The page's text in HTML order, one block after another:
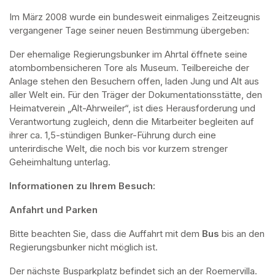
Im März 2008 wurde ein bundesweit einmaliges Zeitzeugnis
vergangener Tage seiner neuen Bestimmung übergeben:
Der ehemalige Regierungsbunker im Ahrtal öffnete seine
atombombensicheren Tore als Museum. Teilbereiche der
Anlage stehen den Besuchern offen, laden Jung und Alt aus
aller Welt ein. Für den Träger der Dokumentationsstätte, den
Heimatverein „Alt-Ahrweiler“, ist dies Herausforderung und
Verantwortung zugleich, denn die Mitarbeiter begleiten auf
ihrer ca. 1,5-stündigen Bunker-Führung durch eine
unterirdische Welt, die noch bis vor kurzem strenger
Geheimhaltung unterlag.
Informationen zu Ihrem Besuch:
Anfahrt und Parken
Bitte beachten Sie, dass die Auffahrt mit dem Bus bis an den
Regierungsbunker nicht möglich ist.
Der nächste Busparkplatz befindet sich an der Roemervilla.